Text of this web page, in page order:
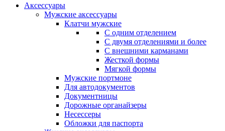
Аксессуары
Мужские аксессуары
Клатчи мужские
С одним отделением
С двумя отделениями и более
С внешними карманами
Жесткой формы
Мягкой формы
Мужские портмоне
Для автодокументов
Документницы
Дорожные органайзеры
Несессеры
Обложки для паспорта